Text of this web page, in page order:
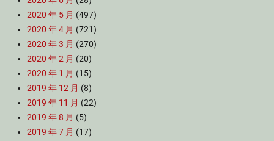
2020 年 5 月 (497)
2020 年 4 月 (721)
2020 年 3 月 (270)
2020 年 2 月 (20)
2020 年 1 月 (15)
2019 年 12 月 (8)
2019 年 11 月 (22)
2019 年 8 月 (5)
2019 年 7 月 (17)